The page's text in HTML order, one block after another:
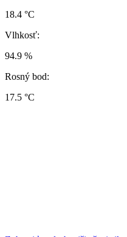
18.4 °C
Vlhkosť:
94.9 %
Rosný bod:
17.5 °C